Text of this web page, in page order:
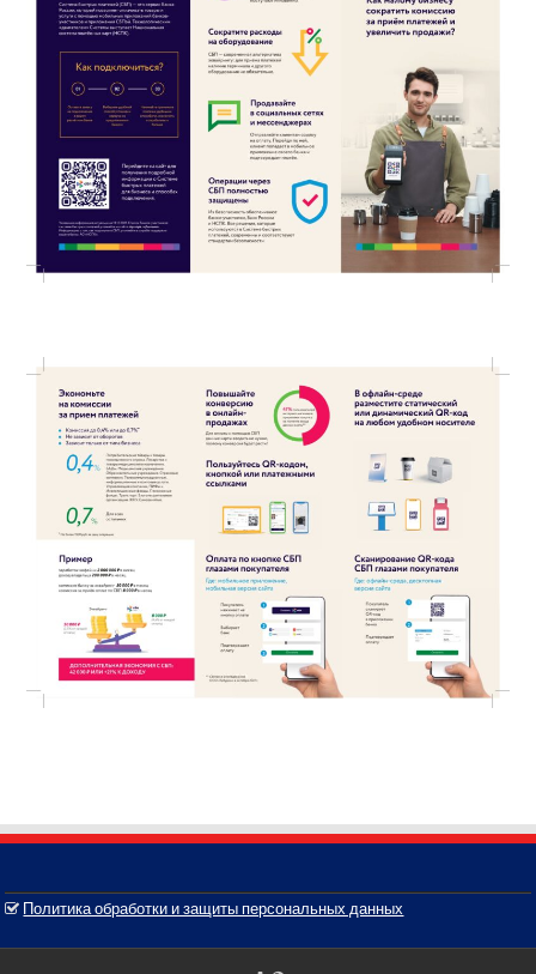
Политика обработки и защиты персональных данных